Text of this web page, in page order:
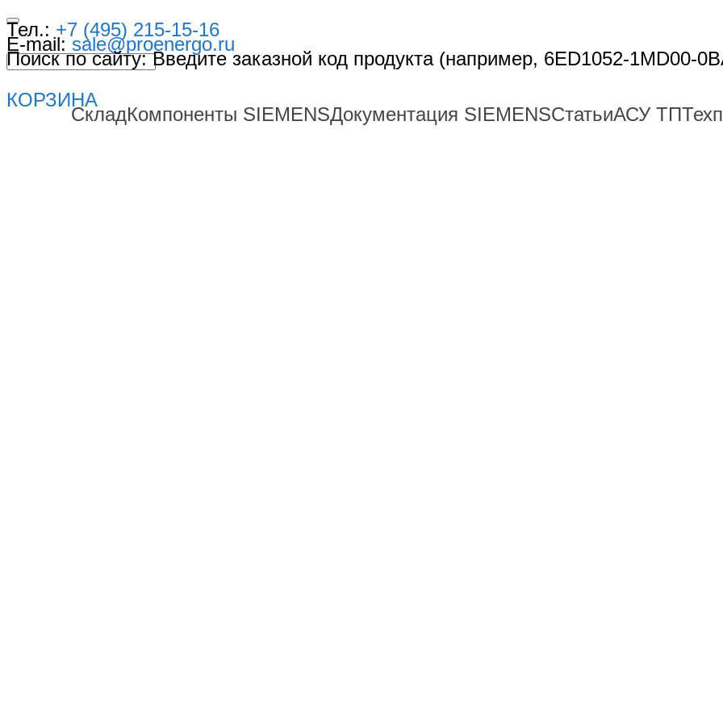
Тел.: +7 (495) 215-15-16
E-mail: sale@proenergo.ru
Поиск по сайту: Введите заказной код продукта (например, 6ED1052-1MD00-
КОРЗИНА
СкладКомпоненты SIEMENSДокументация SIEMENSСтатьиАСУ ТП